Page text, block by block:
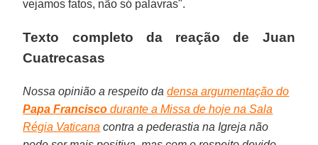
vejamos fatos, não só palavras".
Texto completo da reação de Juan
Cuatrecasas
Nossa opinião a respeito dadensa argumentação do
Papa Francisco durante a Missa de hoje na Sala
Régia Vaticana contra a pederastia na Igreja não